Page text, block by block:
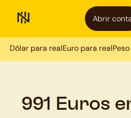
Abrir
Dólar para realEuro para real
991 Euros